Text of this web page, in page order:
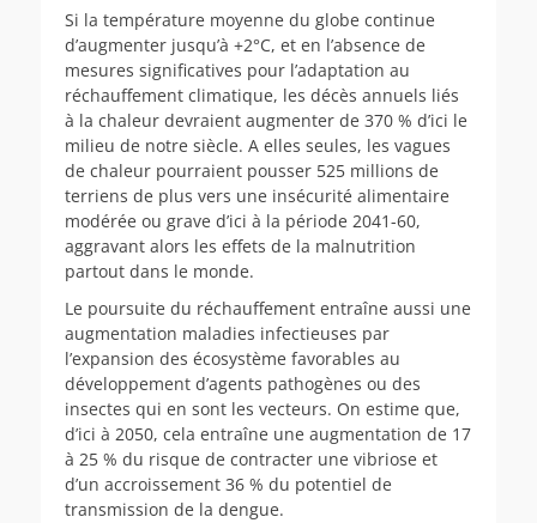
Si la température moyenne du globe continue
d’augmenter jusqu’à +2°C, et en l’absence de
mesures significatives pour l’adaptation au
réchauffement climatique, les décès annuels liés
à la chaleur devraient augmenter de 370 % d’ici le
milieu de notre siècle. A elles seules, les vagues
de chaleur pourraient pousser 525 millions de
terriens de plus vers une insécurité alimentaire
modérée ou grave d’ici à la période 2041-60,
aggravant alors les effets de la malnutrition
partout dans le monde.
Le poursuite du réchauffement entraîne aussi une
augmentation maladies infectieuses par
l’expansion des écosystème favorables au
développement d’agents pathogènes ou des
insectes qui en sont les vecteurs. On estime que,
d’ici à 2050, cela entraîne une augmentation de 17
à 25 % du risque de contracter une vibriose et
d’un accroissement 36 % du potentiel de
transmission de la dengue.